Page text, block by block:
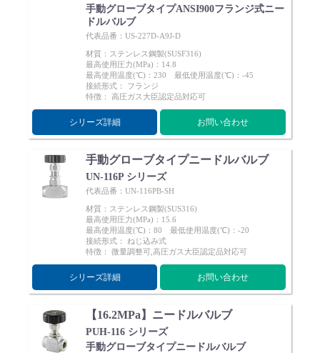
手動グローブタイプANSI900フランジ式ニー
ドルバルブ
代表品番：US-227D-A9J-D
材質：ステンレス鋼製(SUSF316)
最高使用圧力(MPa)：14.8
最高使用温度(℃)：230 最低使用温度(℃)：-45
接続形式： フランジ
特徴： 高圧ガス大臣認定品対応可
シリーズ詳細 お問い合わせ
手動グローブタイプニードルバルブ
UN-116P シリーズ
代表品番：UN-116PB-SH
材質：ステンレス鋼製(SUS316)
最高使用圧力(MPa)：15.6
最高使用温度(℃)：80 最低使用温度(℃)：-20
接続形式： ねじ込み式
特徴： 微量調整可,高圧ガス大臣認定品対応可
シリーズ詳細 お問い合わせ
【16.2MPa】ニードルバルブ
PUH-116 シリーズ
手動グローブタイプニードルバルブ